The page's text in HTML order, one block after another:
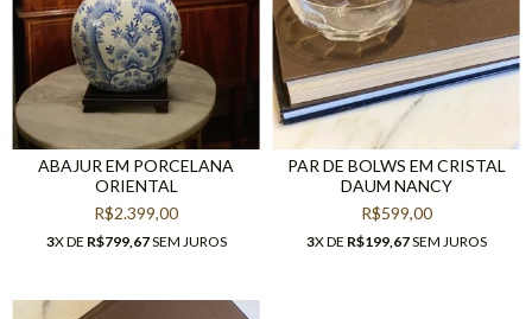
ABAJUR EM PORCELANA
ORIENTAL
R$2.399,00
3X DE R$799,67SEM JUROS
PAR DE BOLWS EM CRISTAL
DAUM NANCY
R$599,00
3X DE R$199,67SEM JUROS